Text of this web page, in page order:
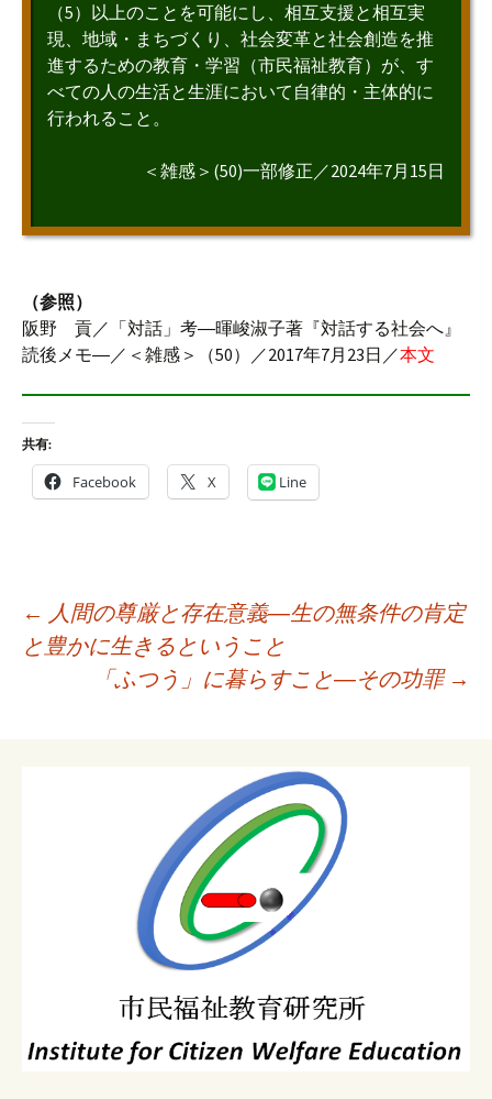
（5）以上のことを可能にし、相互支援と相互実
現、地域・まちづくり、社会変革と社会創造を推
進するための教育・学習（市民福祉教育）が、す
べての人の生活と生涯において自律的・主体的に
行われること。
＜雑感＞(50)一部修正／2024年7月15日
（参照）
阪野 貢／「対話」考―暉峻淑子著『対話する社会へ』
読後メモ―／＜雑感＞（50）／2017年7月23日／本文
共有:
Facebook X Line
← 人間の尊厳と存在意義―生の無条件の肯定
と豊かに生きるということ
「ふつう」に暮らすこと―その功罪 →